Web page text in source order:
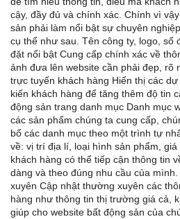
cậy, đầy đủ và chính xác. Chính vì
sản phải làm nổi bật sự chuyên
cụ thể như sau. Tên công ty, logo, số
đặt nổi bật Cung cấp chính xác về
ảnh đưa lên website cần phải đẹp, rõ
trực tuyến khách hàng Hiển thị các
kiến khách hàng để tăng thêm độ tin
động sản trang danh mục Danh mục
các sản phẩm chúng ta cung cấp,
bổ các danh mục theo một trình tự
về: vị trí địa lí, loại hình sản phẩm,
khách hàng có thể tiếp cận thông tin
dàng và theo đúng nhu cầu của
xuyên Cập nhật thường xuyên các
hàng như thông tin thị trường giá cả,
giúp cho website bất động sản của